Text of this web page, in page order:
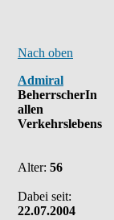
Nach oben
Admiral
BeherrscherIn
allen
Verkehrslebens
Alter: 56
Dabei seit:
22.07.2004